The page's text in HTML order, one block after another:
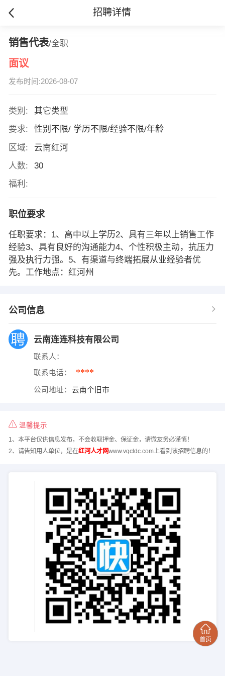
招聘详情
销售代表/全职
面议
发布时间:2026-08-07
类别:
其它类型
要求:
性别不限/ 学历不限/经验不限/年龄
区域:
云南红河
人数:
30
福利:
职位要求
任职要求：1、高中以上学历2、具有三年以上销售工作
经验3、具有良好的沟通能力4、个性积极主动，抗压力
强及执行力强。5、有渠道与终端拓展从业经验者优
先。工作地点：红河州
公司信息
云南连连科技有限公司
联系人：
联系电话： ****
公司地址： 云南个旧市
温馨提示
1、本平台仅供信息发布，不会收取押金、保证金，请微友务必谨慎！
2、请告知用人单位，是在红河人才网www.vqcldc.com上看到该招聘信息的！